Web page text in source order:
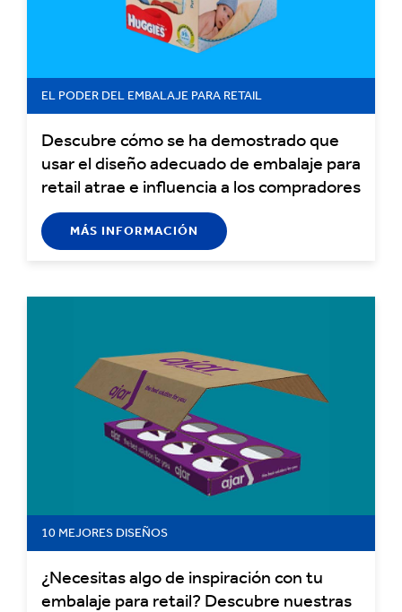
EL PODER DEL EMBALAJE PARA RETAIL
Descubre cómo se ha demostrado que
usar el diseño adecuado de embalaje para
retail atrae e influencia a los compradores
en la tienda
MÁS INFORMACIÓN
10 MEJORES DISEÑOS
¿Necesitas algo de inspiración con tu
embalaje para retail? Descubre nuestras